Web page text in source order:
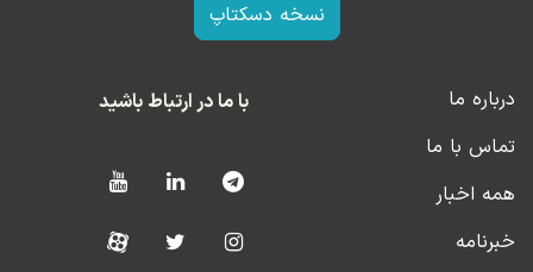
سهامی نزدیک به ۵۰ میلیارد تومان ورود حقیقی را به ثبت
در روز سه‌شنبه تعداد ۲۳ به ارزش ۴۹۵ میلیارد تومان درگیر
ارزش صفوف سنگین فروشی بود که برای ۱۰ شرکت تشکیل
شد.
نسخه دسکتاپ
درباره ما
تماس با ما
همه اخبار
خبرنامه
با ما در ارتباط باشید